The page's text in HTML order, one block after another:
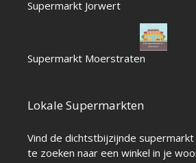
Supermarkt Jorwert
Supermarkt Moerstraten
Lokale Supermarkten
Vind de dichtstbijzijnde
te zoeken naar een winkel in je